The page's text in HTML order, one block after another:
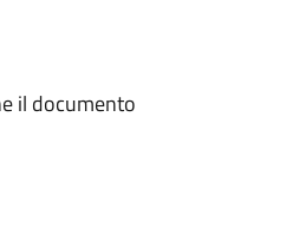
il documento